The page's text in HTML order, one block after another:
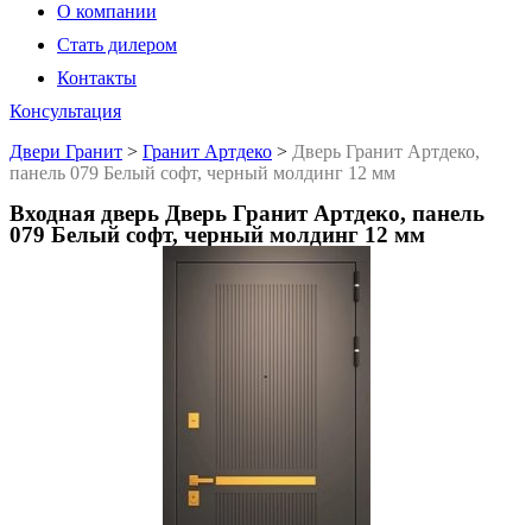
О компании
Стать дилером
Контакты
Консультация
Двери Гранит > Гранит Артдеко > Дверь Гранит Артдеко,
панель 079 Белый софт, черный молдинг 12 мм
Входная дверь Дверь Гранит Артдеко, панель
079 Белый софт, черный молдинг 12 мм